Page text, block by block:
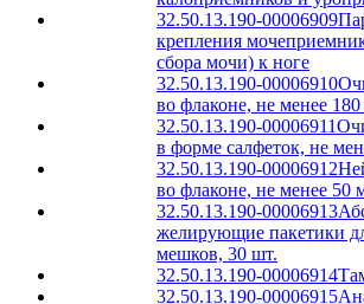
32.50.13.190-00006909
крепления
сбора мочи) к ноге
32.50.13.190-00006910
во флаконе, не менее
32.50.13.190-00006911
в форме салфеток, не
32.50.13.190-00006912
во флаконе, не менее 50
32.50.13.190-00006913
желирующие пакетики
мешков, 30 шт.
32.50.13.190-00006914
32.50.13.190-00006915